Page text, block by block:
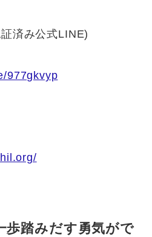
済み公式LINE)
977gkvyp
歩踏みだす勇気がで